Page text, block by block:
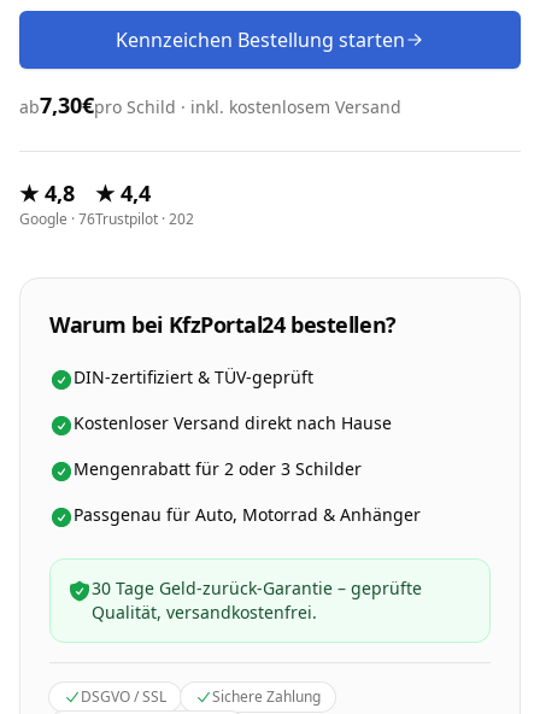
Kennzeichen Bestellung starten
ab7,30€pro Schild · inkl. kostenlosem Versand
★ 4,8
Google · 76
★ 4,4
Trustpilot · 202
Warum bei KfzPortal24 bestellen?
DIN-zertifiziert & TÜV-geprüft
Kostenloser Versand direkt nach Hause
Mengenrabatt für 2 oder 3 Schilder
Passgenau für Auto, Motorrad & Anhänger
30 Tage Geld-zurück-Garantie – geprüfte
Qualität, versandkostenfrei.
DSGVO / SSL
Sichere Zahlung